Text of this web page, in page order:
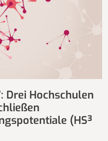
Drei Hochschulen
(HS³